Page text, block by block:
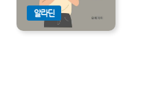
알라딘